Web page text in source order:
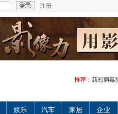
注册
推荐： 新冠病毒
娱乐 汽车 家居 企业